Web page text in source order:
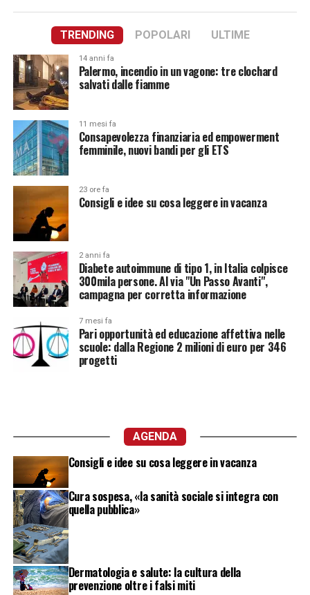
TRENDING POPOLARI ULTIME
14 anni fa
Palermo, incendio in un vagone: tre clochard
salvati dalle fiamme
11 mesi fa
Consapevolezza finanziaria ed empowerment
femminile, nuovi bandi per gli ETS
23 ore fa
Consigli e idee su cosa leggere in vacanza
2 anni fa
Diabete autoimmune di tipo 1, in Italia colpisce
300mila persone. Al via "Un Passo Avanti",
campagna per corretta informazione
7 mesi fa
Pari opportunità ed educazione affettiva nelle
scuole: dalla Regione 2 milioni di euro per 346
progetti
AGENDA
Consigli e idee su cosa leggere in vacanza
Cura sospesa, «la sanità sociale si integra con
quella pubblica»
Dermatologia e salute: la cultura della
prevenzione oltre i falsi miti